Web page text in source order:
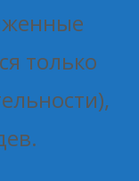
только